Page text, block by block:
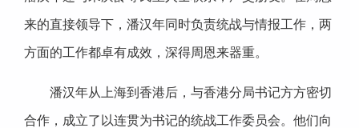
来的直接领导下，潘汉年同时负责统战与情报工作，两
方面的工作都卓有成效，深得周恩来器重。
潘汉年从上海到香港后，与香港分局书记方方密切
合作，成立了以连贯为书记的统战工作委员会。他们向